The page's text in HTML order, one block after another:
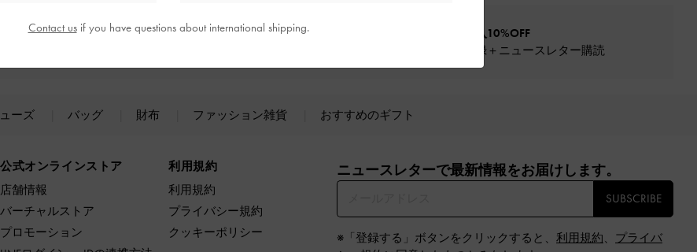
サイズ交換
初回購入10%OFF
会員登録＋ニュースレター購読
ーズ バッグ 財布 ファッション雑貨 おすすめのギフト
公式オンラインストア
店舗情報
バーチャルストア
プロモーション
利用規約
利用規約
プライバシー規約
クッキーポリシー
ニュースレターで最新情報をお届けします。​
SUBSCRIBE
※「登録する」ボタンをクリックすると、 利用規約、 プライバ
Contact usif you have questions about international shipping.